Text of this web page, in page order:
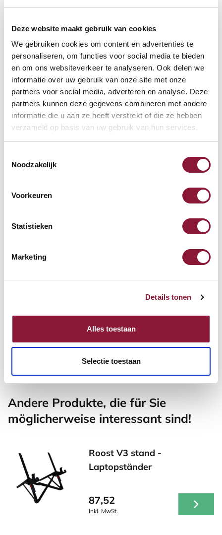
Deze website maakt gebruik van cookies
We gebruiken cookies om content en advertenties te
personaliseren, om functies voor social media te bieden
en om ons websiteverkeer te analyseren. Ook delen we
informatie over uw gebruik van onze site met onze
partners voor social media, adverteren en analyse. Deze
partners kunnen deze gegevens combineren met andere
informatie die u aan ze heeft verstrekt of die ze hebben
verzameld op basis van uw gebruik van hun services.
Noodzakelijk
Voorkeuren
Statistieken
Marketing
Details tonen
Alles toestaan
Selectie toestaan
Häufig zusammen gekauft mit
SRM Evolution vertikale
Maus rechtshändig kabellos
kabelgebundene Mini-
SUN-FLEX® Relax Comfort
104,24
Andere Produkte, die für Sie
möglicherweise interessant sind!
Roost V3 stand -
Laptopständer
87,52
Inkl. MwSt.